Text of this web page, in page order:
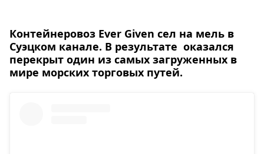
Контейнеровоз Ever Given сел на мель в
Суэцком канале. В результате оказался
перекрыт один из самых загруженных в
мире морских торговых путей.